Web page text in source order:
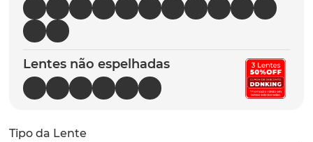
Lentes não espelhadas
Tipo da Lente
6º t-shock
7º gasket
8º parafusos
9º latch